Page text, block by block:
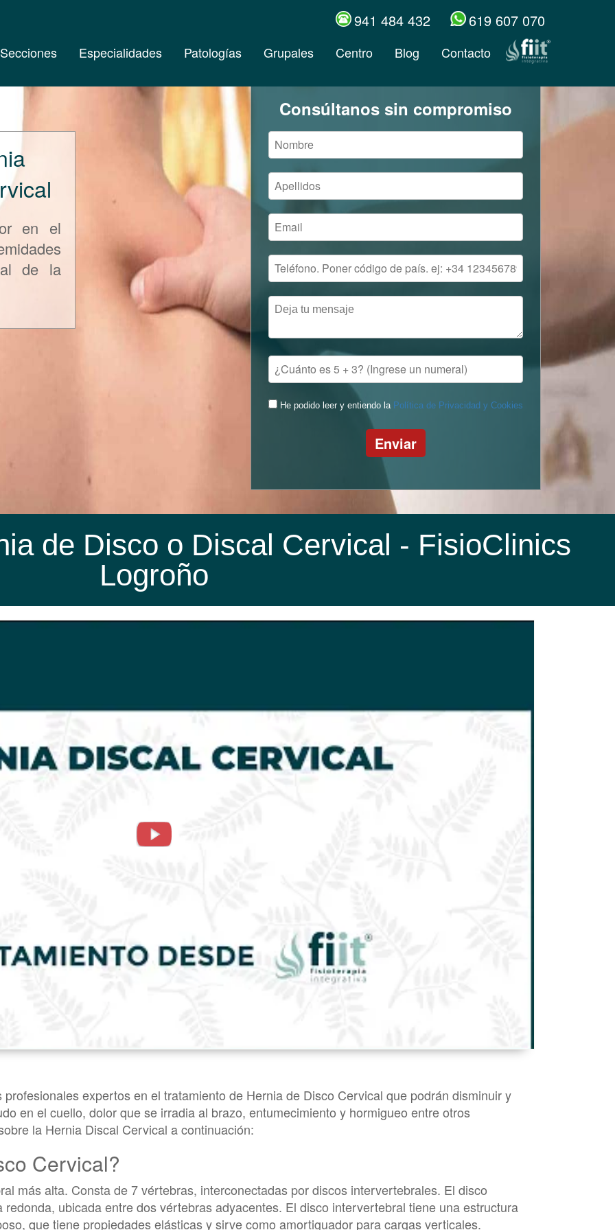
941 484 432 619 607 070
Secciones Especialidades Patologías Grupales Centro Blog Contacto
en el
de la
Consúltanos sin compromiso
He podido leer y entiendo la Política de Privacidad y Cookies
Enviar
de Disco o Discal Cervical - FisioClinics
Logroño
expertos en el tratamiento de Hernia de Disco Cervical que podrán disminuir y
en el cuello, dolor que se irradia al brazo, entumecimiento y hormigueo entre otros
la Hernia Discal Cervical a continuación:
Cervical?
más alta. Consta de 7 vértebras, interconectadas por discos intervertebrales. El disco
ubicada entre dos vértebras adyacentes. El disco intervertebral tiene una estructura
que tiene propiedades elásticas y sirve como amortiguador para cargas verticales.